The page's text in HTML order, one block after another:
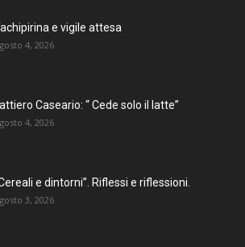
e vigile attesa
4, 2026
Caseario: “ Cede solo il latte”
4, 2026
e dintorni”. Riflessi e riflessioni.
3, 2026